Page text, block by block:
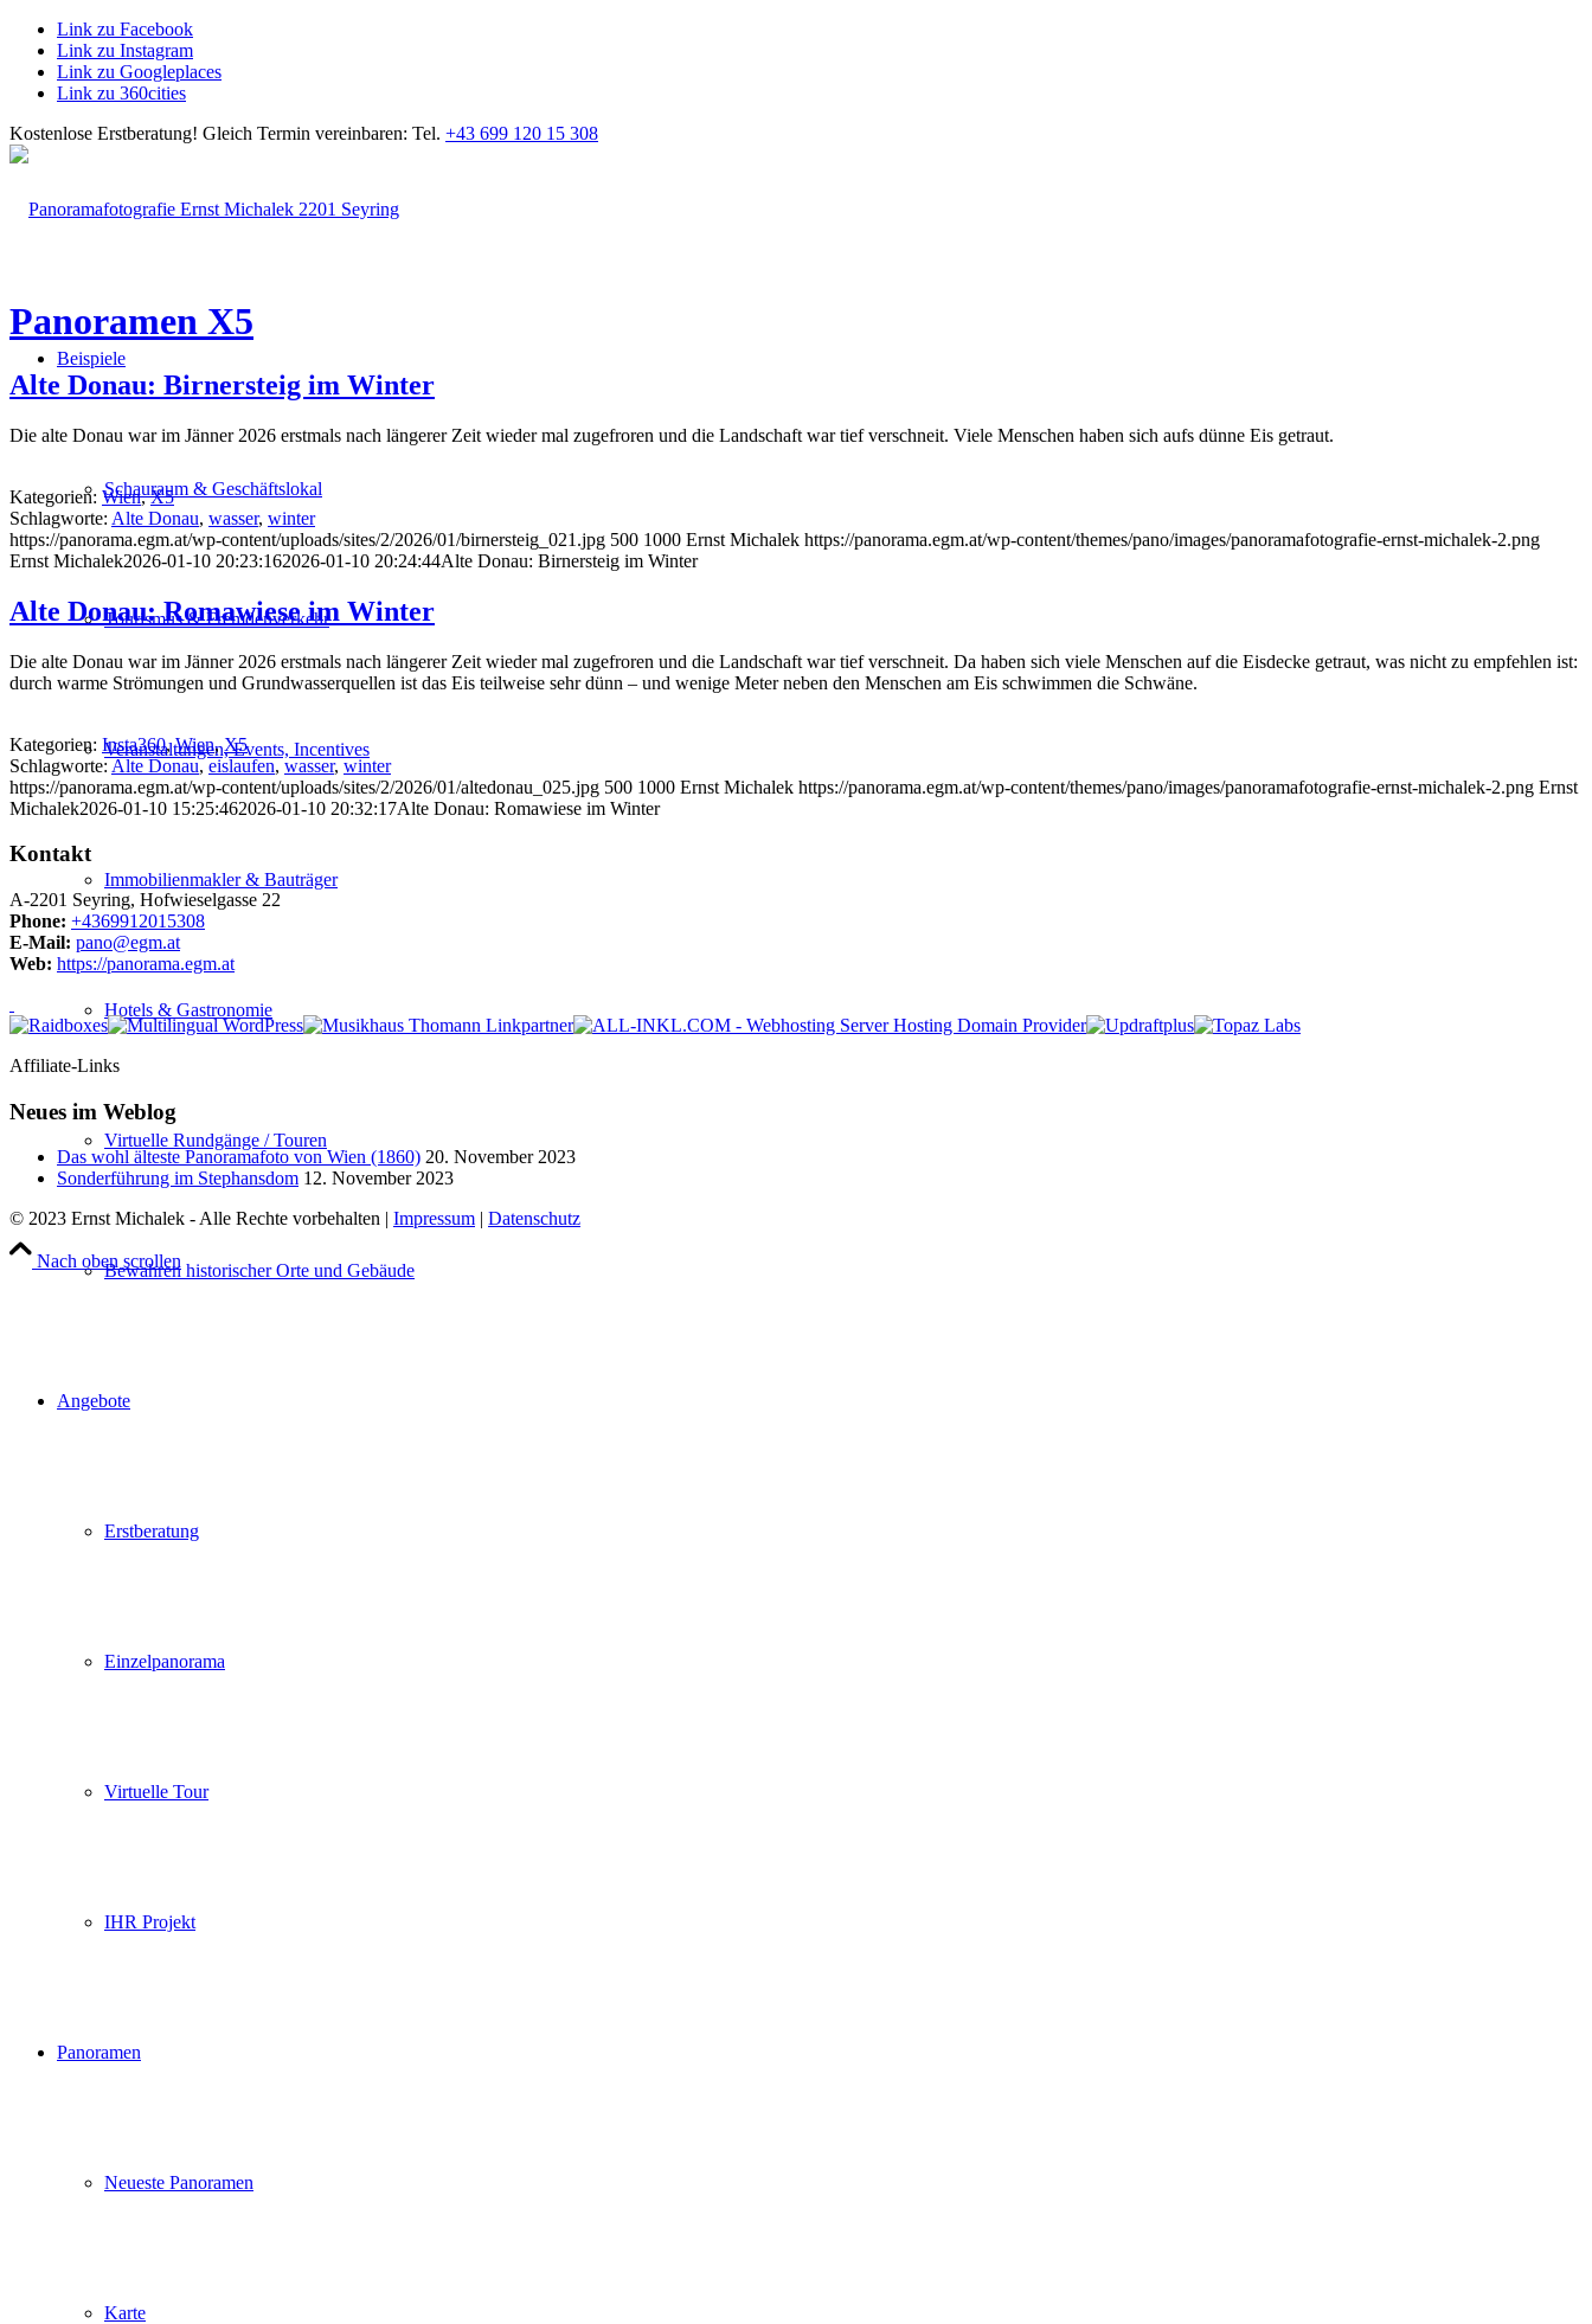
Link zu Facebook
Link zu Instagram
Link zu Googleplaces
Link zu 360cities
Kostenlose Erstberatung! Gleich Termin vereinbaren: Tel. +43 699 120 15 308
Beispiele
Schauraum & Geschäftslokal
Tourismus & Fremdenverkehr
Veranstaltungen, Events, Incentives
Immobilienmakler & Bauträger
Hotels & Gastronomie
Virtuelle Rundgänge / Touren
Bewahren historischer Orte und Gebäude
Angebote
Erstberatung
Einzelpanorama
Virtuelle Tour
IHR Projekt
Panoramen
Neueste Panoramen
Karte
Panoramen X5
Alte Donau: Birnersteig im Winter
Die alte Donau war im Jänner 2026 erstmals nach längerer Zeit wieder mal zugefroren und die Landschaft war tief verschneit. Viele Menschen haben sich aufs dünne Eis getraut.
Kategorien: Wien,X5
Schlagworte: Alte Donau, wasser, winter
https://panorama.egm.at/wp-content/uploads/sites/2/2026/01/birnersteig_021.jpg 500 1000 Ernst Michalek https://panorama.egm.at/wp-content/themes/pano/images/panoramafotografie-ernst-michalek-2.png
Ernst Michalek2026-01-10 20:23:162026-01-10 20:24:44Alte Donau: Birnersteig im Winter
Alte Donau: Romawiese im Winter
Die alte Donau war im Jänner 2026 erstmals nach längerer Zeit wieder mal zugefroren und die Landschaft war tief verschneit. Da haben sich viele Menschen auf die Eisdecke getraut, was nicht zu empfehlen ist:
durch warme Strömungen und Grundwasserquellen ist das Eis teilweise sehr dünn – und wenige Meter neben den Menschen am Eis schwimmen die Schwäne.
Kategorien: Insta360,Wien,X5
Schlagworte: Alte Donau,eislaufen, wasser, winter
https://panorama.egm.at/wp-content/uploads/sites/2/2026/01/altedonau_025.jpg 500 1000 Ernst Michalek https://panorama.egm.at/wp-content/themes/pano/images/panoramafotografie-ernst-michalek-2.png Ernst
Michalek2026-01-10 15:25:462026-01-10 20:32:17Alte Donau: Romawiese im Winter
Kontakt
A-2201 Seyring, Hofwieselgasse 22
Phone: +4369912015308
E-Mail: pano@egm.at
Web: https://panorama.egm.at
Affiliate-Links
Neues im Weblog
Das wohl älteste Panoramafoto von Wien (1860) 20. November 2023
Sonderführung im Stephansdom 12. November 2023
© 2023 Ernst Michalek - Alle Rechte vorbehalten | Impressum Datenschutz
Nach oben scrollen